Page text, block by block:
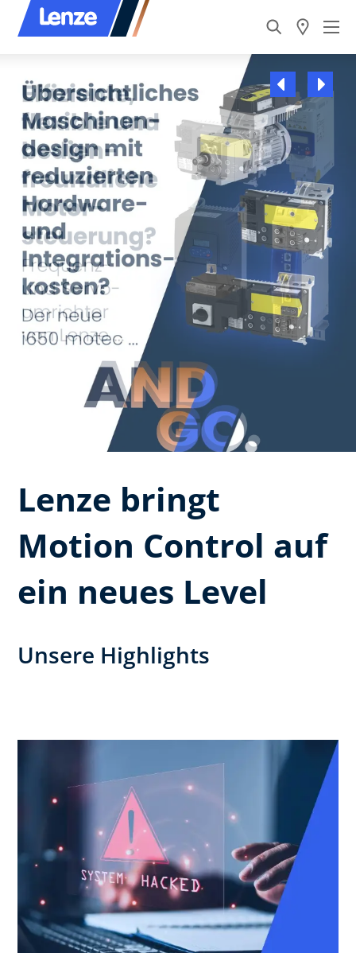
Lenze bringt
Motion Control auf
ein neues Level
Unsere Highlights